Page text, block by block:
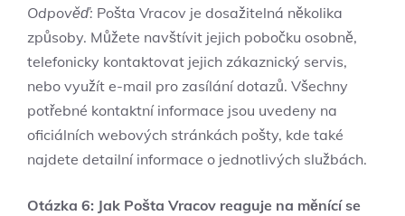
Odpověď: Pošta Vracov je dosažitelná několika
způsoby. Můžete navštívit jejich pobočku osobně,
telefonicky kontaktovat jejich zákaznický servis,
nebo využít e-mail pro zasílání dotazů. Všechny
potřebné kontaktní informace jsou uvedeny na
oficiálních webových stránkách pošty, kde také
najdete detailní informace o jednotlivých službách.
Otázka 6: Jak Pošta Vracov reaguje na měnící se